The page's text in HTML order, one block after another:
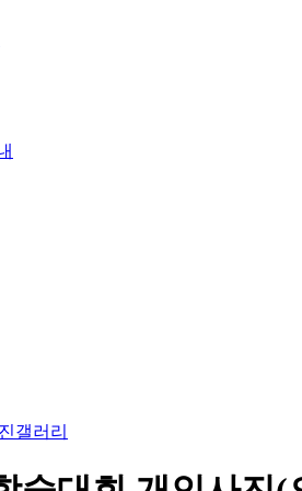
갤러리